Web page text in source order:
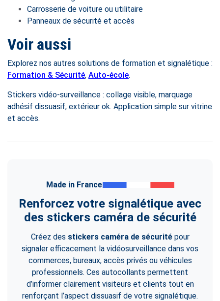
Carrosserie de voiture ou utilitaire
Panneaux de sécurité et accès
Voir aussi
Explorez nos autres solutions de formation et signalétique :
Formation & Sécurité, Auto-école.
Stickers vidéo-surveillance : collage visible, marquage
adhésif dissuasif, extérieur ok. Application simple sur vitrine
et accès.
Made in France
Renforcez votre signalétique avec
des stickers caméra de sécurité
Créez des stickers caméra de sécuritépour
signaler efficacement la vidéosurveillance dans vos
commerces, bureaux, accès privés ou véhicules
professionnels. Ces autocollants permettent
d’informer clairement visiteurs et clients tout en
renforçant l’aspect dissuasif de votre signalétique.